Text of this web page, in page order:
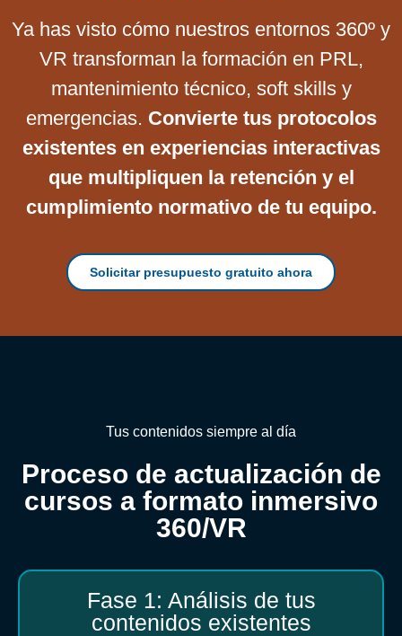
Ya has visto cómo nuestros entornos 360º y
VR transforman la formación en PRL,
mantenimiento técnico, soft skills y
emergencias. Convierte tus protocolos
existentes en experiencias interactivas
que multipliquen la retención y el
cumplimiento normativo de tu equipo.
Solicitar presupuesto gratuito ahora
Tus contenidos siempre al día
Proceso de actualización de
cursos a formato inmersivo
360/VR
Fase 1: Análisis de tus
contenidos existentes